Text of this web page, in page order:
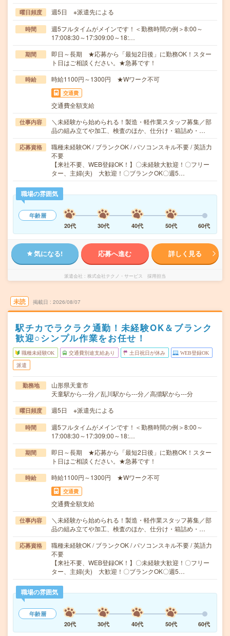
曜日頻度 週5日 ※派遣先による
時間
週5フルタイムがメインです！＜勤務時間の例＞8:00～
17:008:30～17:309:00～18:…
期間
即日～長期 ★応募から「最短2日後」に勤務OK！スター
ト日はご相談ください。★急募です！
時給 時給1100円～1300円 ★Wワーク不可
交通費
交通費全額支給
仕事内容
＼未経験から始められる！製造・軽作業スタッフ募集／部
品の組み立てや加工、検査のほか、仕分け・箱詰め・…
応募資格
職種未経験OK / ブランクOK / パソコンスキル不要 / 英語力
不要
【来社不要、WEB登録OK！】〇未経験大歓迎！〇フリー
ター、主婦(夫) 大歓迎！〇ブランクOK〇週5…
職場の雰囲気
年齢層
20代
30代 40代 50代 60代
気になる! 応募へ進む 詳しく見る
派遣会社 株式会社テクノ・サービス 採用担当
未読 掲載日 2026/08/07
駅チカでラクラク通勤！未経験OK＆ブランク
歓迎○シンプル作業をお任せ！
職種未経験OK 交通費別途支給あり 土日祝日が休み WEB登録OK
派遣
勤務地
山形県天童市
天童駅から---分／乱川駅から---分／高擶駅から---分
曜日頻度 週5日 ※派遣先による
時間
週5フルタイムがメインです！＜勤務時間の例＞8:00～
17:008:30～17:309:00～18:…
期間
即日～長期 ★応募から「最短2日後」に勤務OK！スター
ト日はご相談ください。★急募です！
時給 時給1100円～1300円 ★Wワーク不可
交通費
交通費全額支給
仕事内容
＼未経験から始められる！製造・軽作業スタッフ募集／部
品の組み立てや加工、検査のほか、仕分け・箱詰め・…
応募資格
職種未経験OK / ブランクOK / パソコンスキル不要 / 英語力
不要
【来社不要、WEB登録OK！】〇未経験大歓迎！〇フリー
ター、主婦(夫) 大歓迎！〇ブランクOK〇週5…
職場の雰囲気
年齢層
20代
30代 40代 50代 60代